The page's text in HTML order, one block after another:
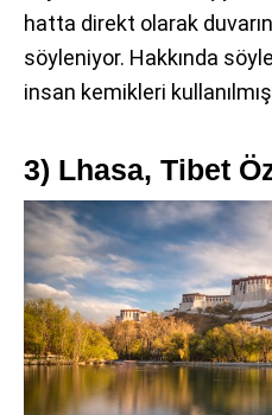
hatta direkt olarak
söyleniyor. Hakkında
insan kemikleri
3) Lhasa, Tibet